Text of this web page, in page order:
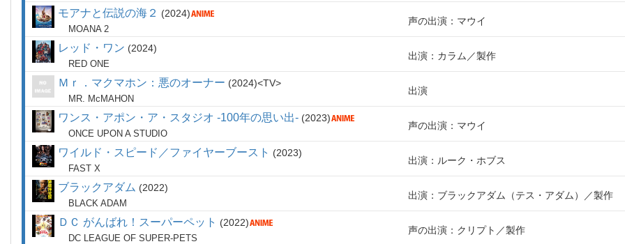
モアナと伝説の海２ 2024
MOANA 2
声の出演：マウイ
レッド・ワン 2024
RED ONE
出演：カラム 製作
Ｍｒ．マクマホン：悪のオーナー 2024 TV
MR. McMAHON
出演
ワンス・アポン・ア・スタジオ -100年の思い出- 2023
ONCE UPON A STUDIO
声の出演：マウイ
ワイルド・スピード／ファイヤーブースト 2023
FAST X
出演：ルーク・ホブス
ブラックアダム 2022
BLACK ADAM
出演：ブラックアダム（テス・アダム） 製作
ＤＣ がんばれ！スーパーペット 2022
DC LEAGUE OF SUPER-PETS
声の出演：クリプト 製作